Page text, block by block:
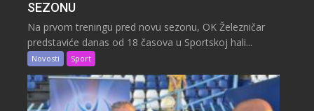
SEZONU
Na prvom treningu pred novu sezonu, OK Železničar
predstaviće danas od 18 časova u Sportskoj hali...
Novosti Sport